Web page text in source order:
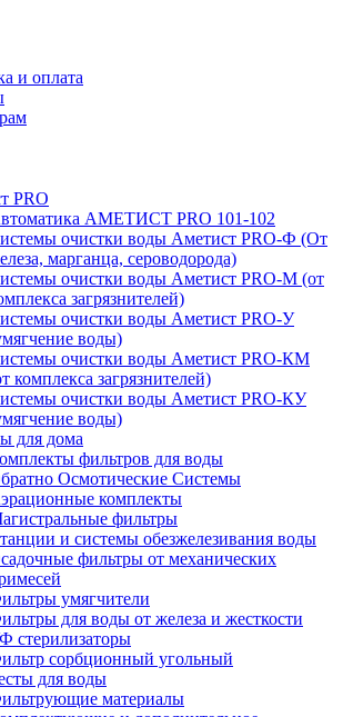
и оплата
PRO
АМЕТИСТ PRO 101-102
очистки воды Аметист PRO-Ф (От
марганца, сероводорода)
очистки воды Аметист PRO-M (от
загрязнителей)
очистки воды Аметист PRO-У
воды)
очистки воды Аметист PRO-КM
комплекса загрязнителей)
очистки воды Аметист PRO-КУ
воды)
для дома
фильтров для воды
Осмотические Системы
комплекты
фильтры
и системы обезжелезивания воды
фильтры от механических
умягчители
для воды от железа и жесткости
стерилизаторы
сорбционный угольный
для воды
материалы